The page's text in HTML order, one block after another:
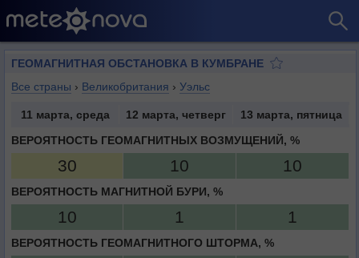
ГЕОМАГНИТНАЯ ОБСТАНОВКА В КУМБРАНЕ
Все страны › Великобритания › Уэльс
11 марта, среда 12 марта, четверг
13 марта, пятница
ВЕРОЯТНОСТЬ ГЕОМАГНИТНЫХ ВОЗМУЩЕНИЙ, %
30 10 10
ВЕРОЯТНОСТЬ МАГНИТНОЙ БУРИ, %
10 1 1
ВЕРОЯТНОСТЬ ГЕОМАГНИТНОГО ШТОРМА, %